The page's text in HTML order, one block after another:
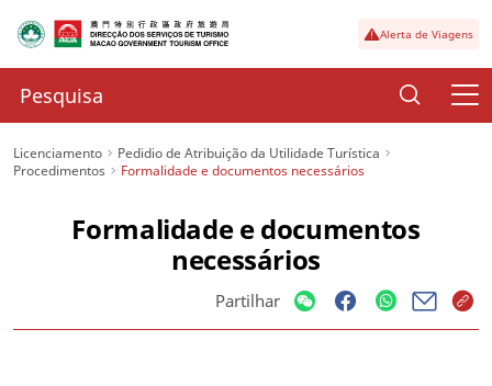
Alerta de Viagens
Licenciamento
Pedidio de Atribuição da Utilidade Turística
Procedimentos
Formalidade e documentos necessários
Formalidade e documentos
necessários
Partilhar